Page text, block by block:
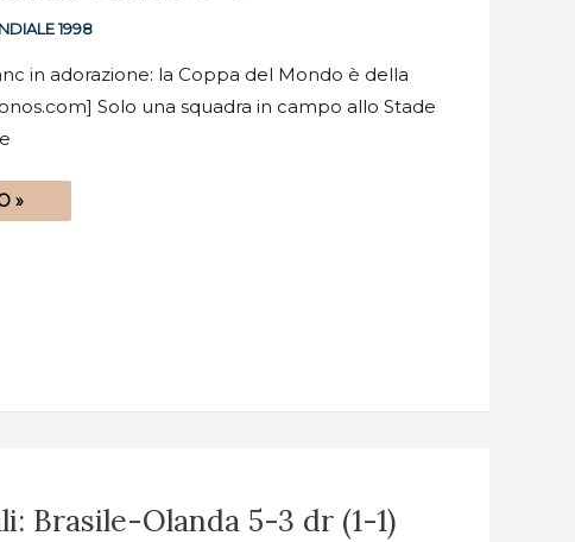
1998
in adorazione: la Coppa del Mondo è della
Solo una squadra in campo allo Stade
»
Brasile-Olanda 5-3 dr (1-1)